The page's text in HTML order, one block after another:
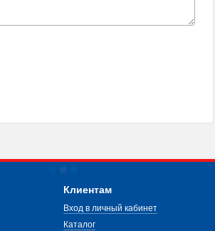
Клиентам
Вход в личный кабинет
Каталог